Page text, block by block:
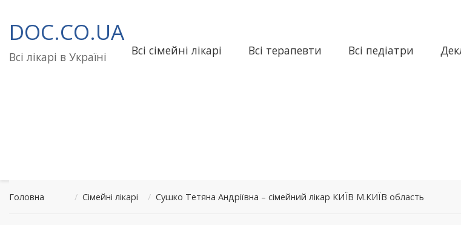
до
вмісту
DOC.CO.UA
Всі лікарі в Україні Всі сімейні лікарі Всі терапевти Всі педіатри
Головна / Сімейні лікарі / Сушко Тетяна Андріївна – сімейний лікар КИЇВ М.КИЇВ область